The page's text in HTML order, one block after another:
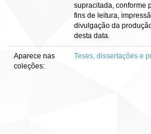
supracitada, conforme
fins de leitura,
divulgação da
desta data.
Aparece nas
coleções:
Teses, dissertações e